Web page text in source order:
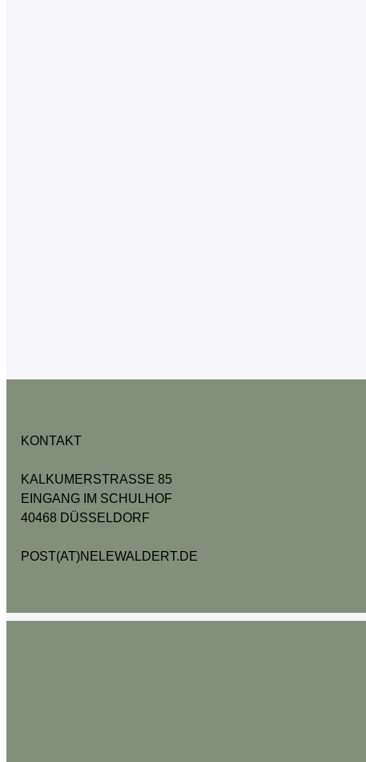
KONTAKT
KALKUMERSTRASSE 85
EINGANG IM SCHULHOF
40468 DÜSSELDORF
POST(AT)NELEWALDERT.DE